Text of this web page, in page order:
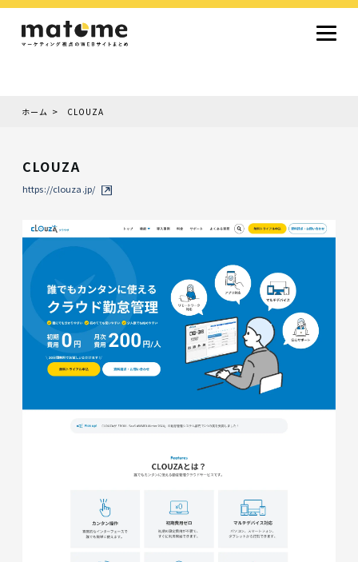
採用サイト
コーポレートサイト
オウンドメディア
ランディングページ
サービスサイト
Design
シンプルデザイン
クール・モダン
ナチュラル・温もり系
和風・ジャパニーズ
雑誌風・エディトリアル
イラスト
ミニマルデザイン
タイポグラフィ重視
グラデーション
高級感・ラグジュアリー
グリッドデザイン
フラットデザイン
モーション・アニメーション
テクスチャ・素材感
シングルページ
Color
カラフル・多色
シルバー・銀色
ゴールド・金色
パープル・紫色
ブラウン・茶色
グリーン・緑色
ブルー・青色
イエロー・黄色
オレンジ・橙色
レッド・赤色
ピンク・桃色
グレー・灰色
ブラック・黒色
ホワイト・白色
ライトブルー・水色
ネイビー・紺色
Service
業種・職種から探す
ファッション・トレンド
デザイン・ブランディング
働き方・組織文化・価値観
生活・趣味
NPO・自治体・行政
銀行・金融・フィンテック
健康・フィットネス
車・バイク・乗り物
建築・不動産・空間デザイン
転職・求人
文化・伝統・アート
クリエイティブ・マーケティング
ペット・動物
美容・エステ
教育・子育て・スクール
レストラン・飲食・ウェディング
旅行・観光・ホテル・旅館
医療・介護・ヘルスケア
音楽・映像・エンタメ
IT・ツール・アプリ
農業・畜産・食品
製造・素材・化学
コンサルティング・投資
土木・建設・インフラ整備
デジタルマーケティング・広告
化粧品・美容製品
人材紹介・派遣
法律・会計・士業
製薬・バイオテクノロジー
ホーム CLOUZA
CLOUZA
https://clouza.jp/